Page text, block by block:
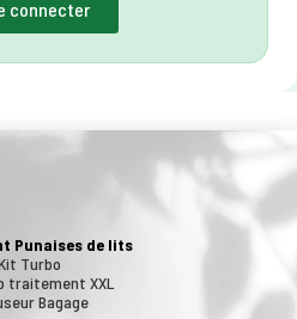
connecter
Punaises de lits
Turbo
traitement XXL
Bagage